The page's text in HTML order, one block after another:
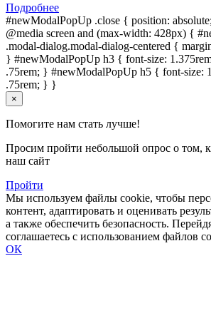
Подробнее
#newModalPopUp .close { position:
@media screen and (max-width: 428px) {
.modal-dialog.modal-dialog-centered {
} #newModalPopUp h3 { font-size:
.75rem; } #newModalPopUp h5 { font-size:
.75rem; } }
×
Помогите нам стать лучше!
Просим пройти небольшой опрос о том,
наш сайт
Пройти
Мы используем файлы cookie, чтобы
контент, адаптировать и оценивать
а также обеспечить безопасность.
соглашаетесь с использованием файлов
ОК